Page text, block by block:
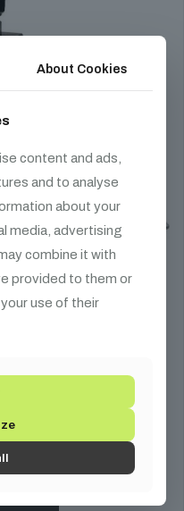
márkájú projektorhoz.
helyre felszerelhető,
About Cookies
content and ads,
and to analyse
about your
media, advertising
combine it with
provided to them or
use of their